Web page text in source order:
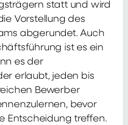
statt und wird
Vorstellung des
abgerundet. Auch
ist es ein
es der
erlaubt, jeden bis
Bewerber
bevor
Entscheidung treffen.